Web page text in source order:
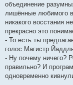
объединение
лишённые любимого
никакого восстания
прекрасно это
- То есть ты
голос Магистр
- Ну почему ничего?
правильно? И
одновременно